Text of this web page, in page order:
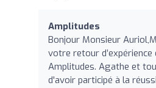
Amplitudes
Bonjour Monsieur
votre retour
Amplitudes. Agathe et
d'avoir participé à la